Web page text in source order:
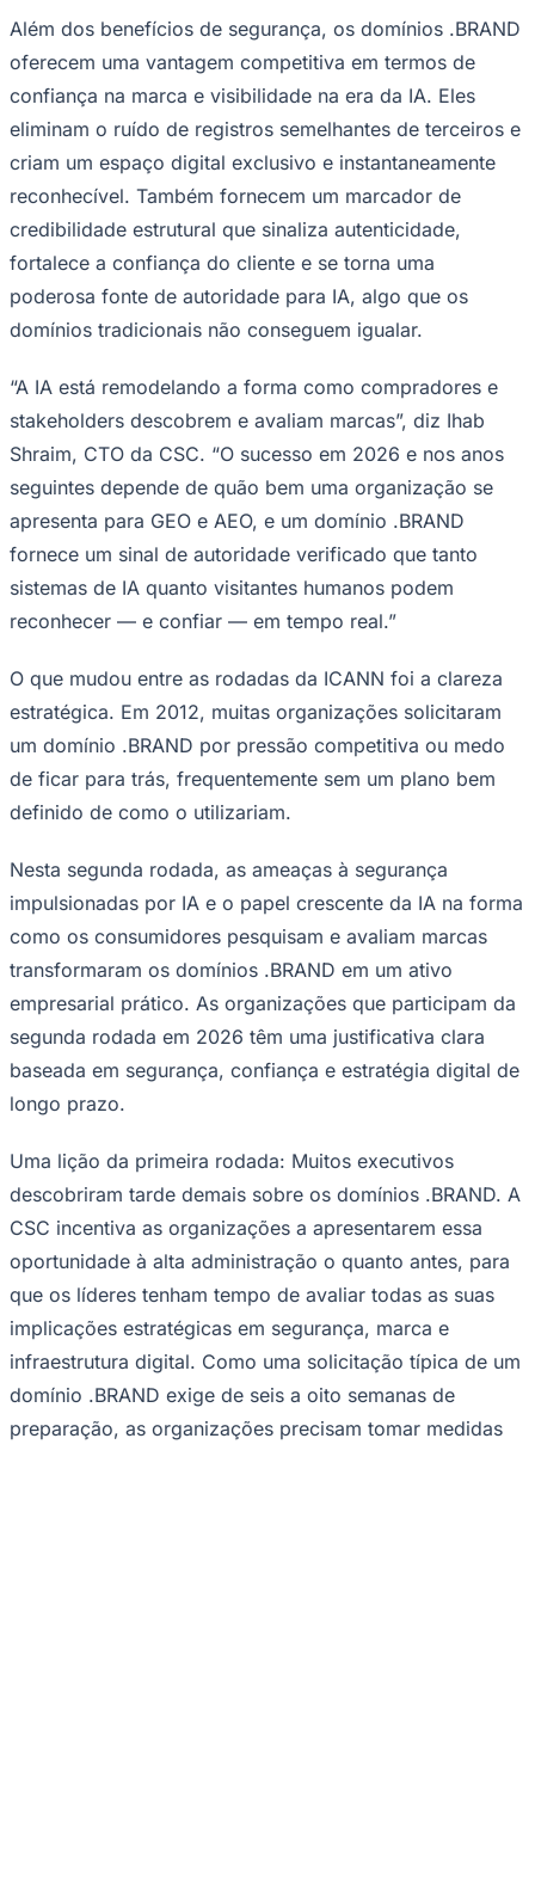
Além dos benefícios de segurança, os domínios .BRAND
oferecem uma vantagem competitiva em termos de
confiança na marca e visibilidade na era da IA. Eles
eliminam o ruído de registros semelhantes de terceiros e
criam um espaço digital exclusivo e instantaneamente
reconhecível. Também fornecem um marcador de
credibilidade estrutural que sinaliza autenticidade,
fortalece a confiança do cliente e se torna uma
poderosa fonte de autoridade para IA, algo que os
domínios tradicionais não conseguem igualar.
“A IA está remodelando a forma como compradores e
stakeholders descobrem e avaliam marcas”, diz Ihab
Shraim, CTO da CSC. “O sucesso em 2026 e nos anos
seguintes depende de quão bem uma organização se
apresenta para GEO e AEO, e um domínio .BRAND
fornece um sinal de autoridade verificado que tanto
sistemas de IA quanto visitantes humanos podem
reconhecer — e confiar — em tempo real.”
O que mudou entre as rodadas da ICANN foi a clareza
estratégica. Em 2012, muitas organizações solicitaram
um domínio .BRAND por pressão competitiva ou medo
de ficar para trás, frequentemente sem um plano bem
definido de como o utilizariam.
Nesta segunda rodada, as ameaças à segurança
impulsionadas por IA e o papel crescente da IA ​​na forma
como os consumidores pesquisam e avaliam marcas
transformaram os domínios .BRAND em um ativo
empresarial prático. As organizações que participam da
segunda rodada em 2026 têm uma justificativa clara
baseada em segurança, confiança e estratégia digital de
longo prazo.
Uma lição da primeira rodada: Muitos executivos
descobriram tarde demais sobre os domínios .BRAND. A
CSC incentiva as organizações a apresentarem essa
oportunidade à alta administração o quanto antes, para
que os líderes tenham tempo de avaliar todas as suas
implicações estratégicas em segurança, marca e
infraestrutura digital. Como uma solicitação típica de um
domínio .BRAND exige de seis a oito semanas de
preparação, as organizações precisam tomar medidas